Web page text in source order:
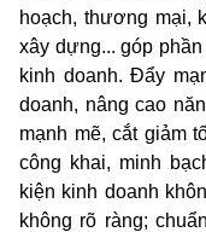
hoạch, thương mại,
xây dựng... góp
kinh doanh. Đẩy
doanh, nâng cao
mạnh mẽ, cắt giảm
công khai, minh
kiện kinh doanh
không rõ ràng;